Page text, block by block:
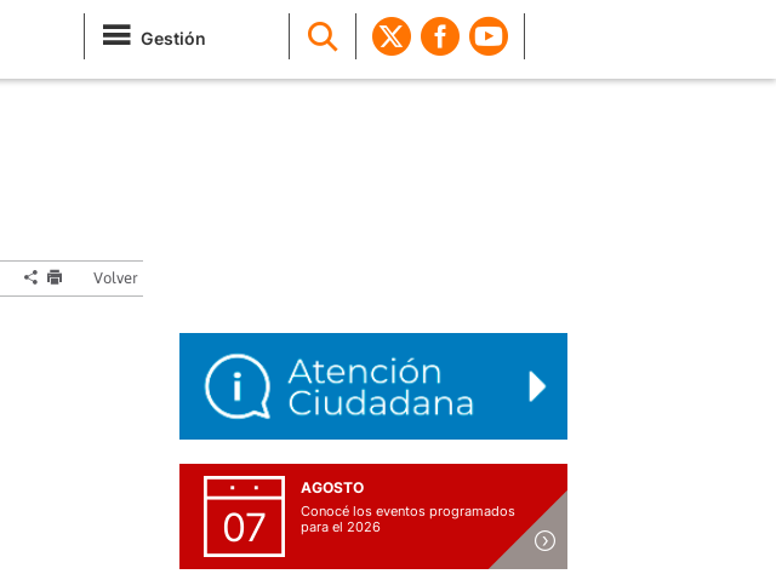
Gestión
Volver
07
AGOSTO
Conocé los eventos programados
para el 2026